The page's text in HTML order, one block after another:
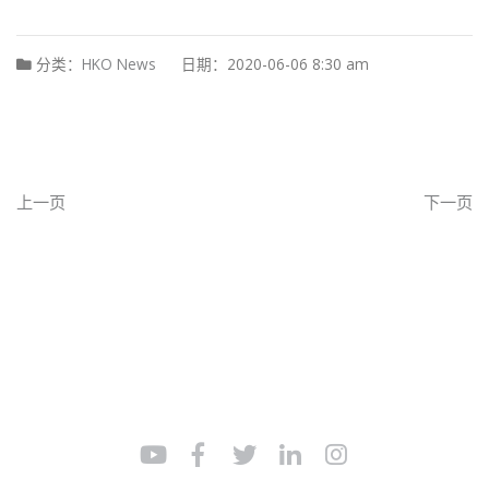
分类： HKO News 日期：2020-06-06 8:30 am
上一页 下一页